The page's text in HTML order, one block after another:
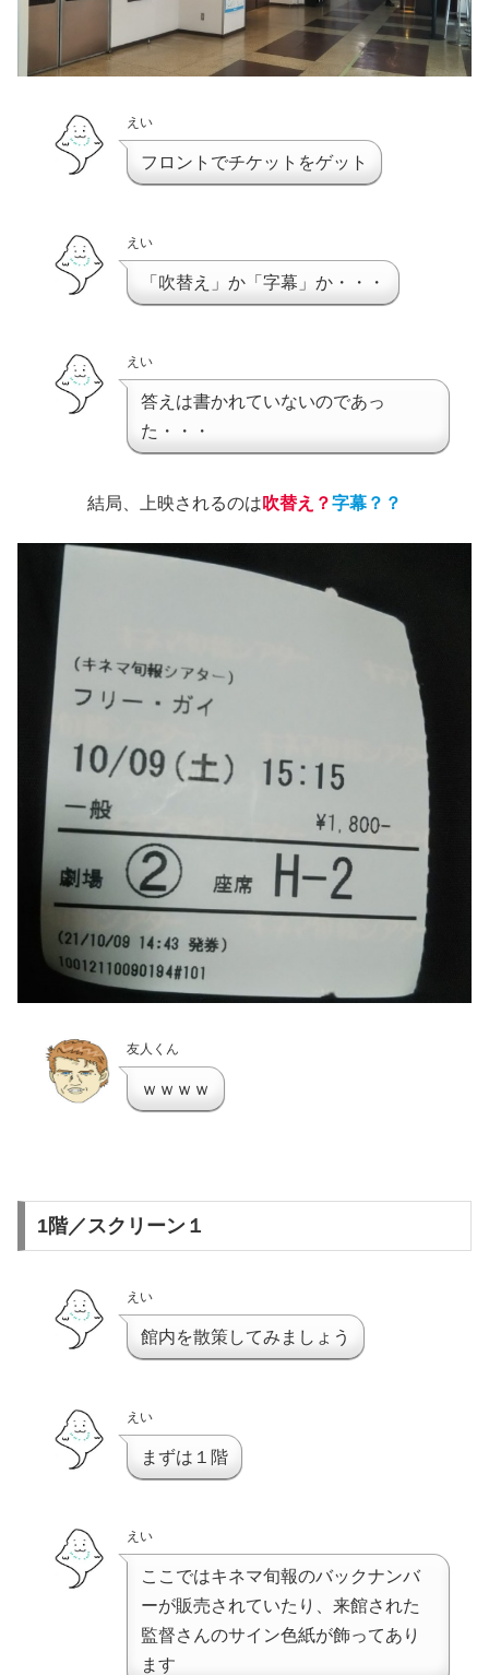
えい
フロントでチケットをゲット
えい
「吹替え」か「字幕」か・・・
えい
答えは書かれていないのであっ
た・・・
結局、上映されるのは吹替え？字幕？？
友人くん
ｗｗｗｗ
1階／スクリーン１
えい
館内を散策してみましょう
えい
まずは１階
えい
ここではキネマ旬報のバックナンバ
ーが販売されていたり、来館された
監督さんのサイン色紙が飾ってあり
ます